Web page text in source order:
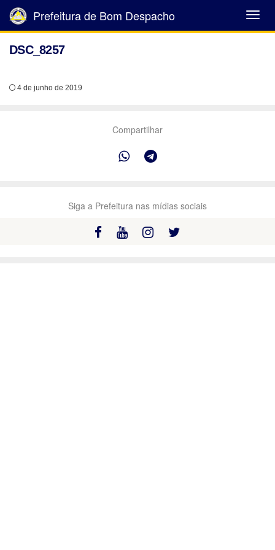
Abrir
Menu
Prefeitura de Bom Despacho
DSC_8257
4 de junho de 2019
Compartilhar
Siga a Prefeitura nas mídias sociais